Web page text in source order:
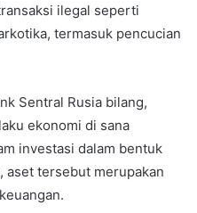
ilegal seperti
termasuk pencucian
Sentral Rusia bilang,
ekonomi di sana
investasi dalam bentuk
aset tersebut merupakan